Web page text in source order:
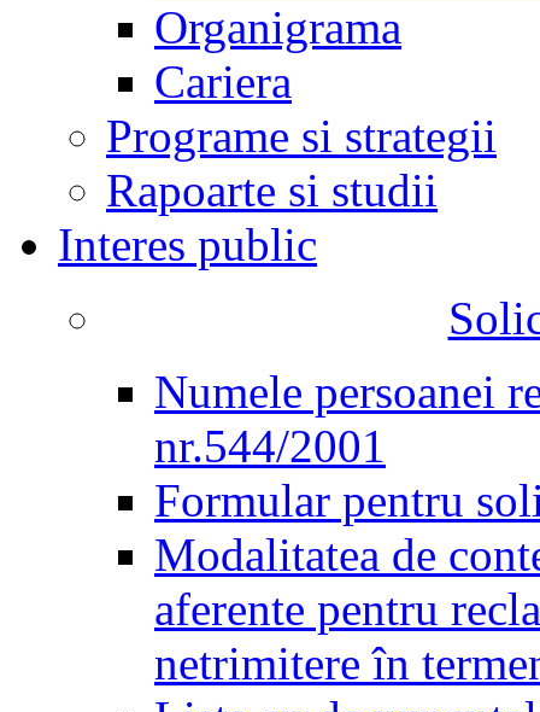
Organigrama
Cariera
Programe si strategii
Rapoarte si studii
Interes public
Numele persoanei
nr.544/2001
Formular pentru
Modalitatea de
aferente pentru
netrimitere în